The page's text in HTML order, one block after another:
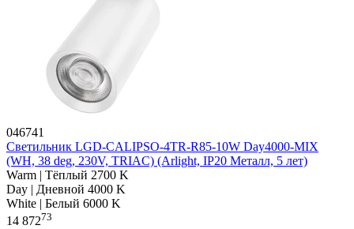
046741
Светильник LGD-CALIPSO-4TR-R85-10W Day4000-MIX
(WH, 38 deg, 230V, TRIAC) (Arlight, IP20 Металл, 5 лет)
Warm | Тёплый 2700 K
Day | Дневной 4000 K
White | Белый 6000 K
14 87273